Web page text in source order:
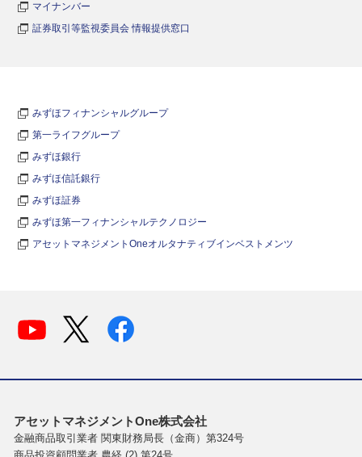
マイナンバー
証券取引等監視委員会 情報提供窓口
みずほフィナンシャルグループ
第一ライフグループ
みずほ銀行
みずほ信託銀行
みずほ証券
みずほ第一フィナンシャルテクノロジー
アセットマネジメントOneオルタナティブインベストメンツ
アセットマネジメントOne株式会社
金融商品取引業者 関東財務局長（金商）第324号